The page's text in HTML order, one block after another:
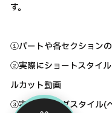
す。
①パートや各セクション
②実際にショートスタイ
ルカット動画
③実際にロングスタイル(